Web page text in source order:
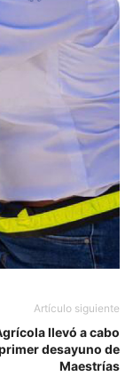
Artículo siguiente
llevó a cabo
desayuno de
Maestrías